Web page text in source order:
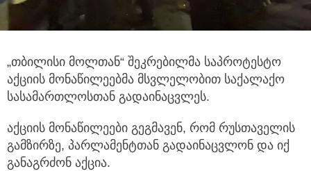
„თბილისი მოლთან“ შეკრებილმა საპროტესტო
აქციის მონაწილეებმა მსვლელობით საქალაქო
სასამართლოსთან გადაინაცვლეს.
აქციის მონაწილეები გეგმავენ, რომ რუსთაველის
გამზირზე, პარლამენტთან გადაინაცვლონ და იქ
განაგრძონ აქცია.